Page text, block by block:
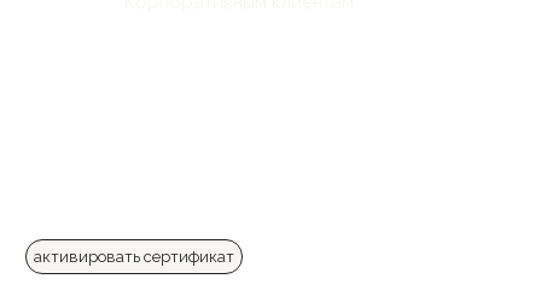
активировать сертификат